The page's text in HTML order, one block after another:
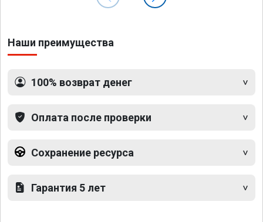
Наши преимущества
100% возврат денег
Оплата после проверки
Сохранение ресурса
Гарантия 5 лет